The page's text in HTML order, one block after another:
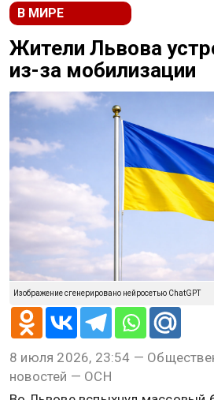
В МИРЕ
Жители Львова
из-за мобилизации
Изображение сгенерировано нейросетью ChatGPT
8 июля 2026, 23:54 —
новостей — ОСН